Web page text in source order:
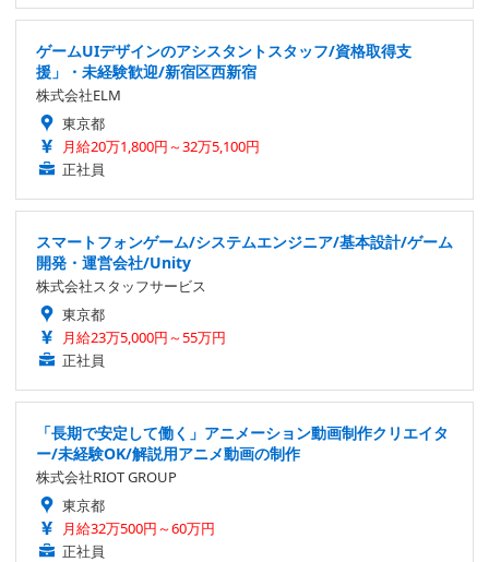
ゲームUIデザインのアシスタントスタッフ/資格取得支
援」・未経験歓迎/新宿区西新宿
株式会社ELM
東京都
月給20万1,800円～32万5,100円
正社員
スマートフォンゲーム/システムエンジニア/基本設計/ゲーム
開発・運営会社/Unity
株式会社スタッフサービス
東京都
月給23万5,000円～55万円
正社員
「長期で安定して働く」アニメーション動画制作クリエイタ
ー/未経験OK/解説用アニメ動画の制作
株式会社RIOT GROUP
東京都
月給32万500円～60万円
正社員